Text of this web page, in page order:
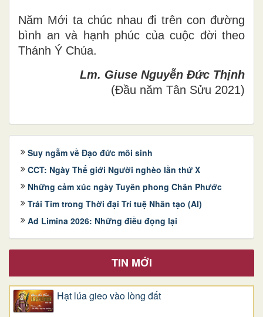
Năm Mới ta chúc nhau đi trên con đường
bình an và hạnh phúc của cuộc đời theo
Thánh Ý Chúa.
Lm. Giuse Nguyễn Đức Thịnh
(Đầu năm Tân Sửu 2021)
Suy ngẫm về Đạo đức môi sinh
CCT: Ngày Thế giới Người nghèo lần thứ X
Những cảm xúc ngày Tuyên phong Chân Phước
Trái Tim trong Thời đại Trí tuệ Nhân tạo (AI)
Ad Limina 2026: Những điều đọng lại
TIN MỚI
Hạt lúa gieo vào lòng đất